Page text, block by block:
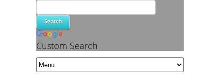
Custom Search